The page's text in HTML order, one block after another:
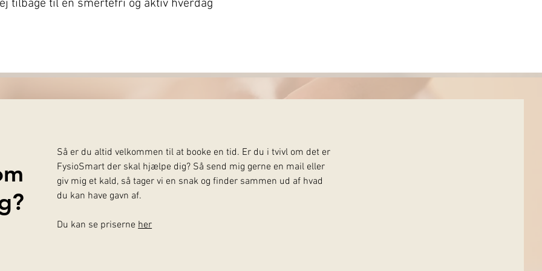
til dig som har fået en skade eller
tilbage til en smertefri og aktiv hverdag
Så er du altid velkommen til at booke en tid. Er du i tvivl om det er
FysioSmart der skal hjælpe dig? Så send mig gerne en mail eller
giv mig et kald, så tager vi en snak og finder sammen ud af hvad
du kan have gavn af.
Du kan se priserneher